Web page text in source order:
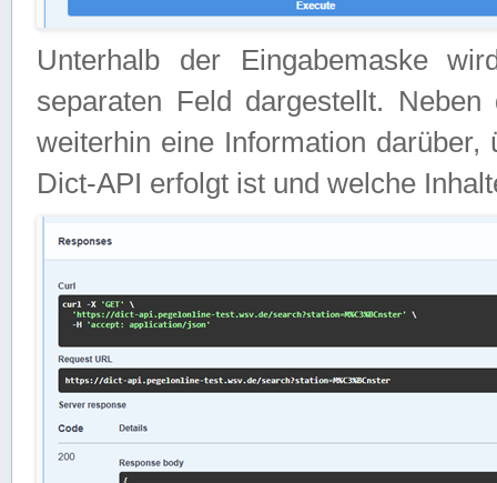
Unterhalb der Eingabemaske
separaten Feld dargestellt.
weiterhin eine Information
Dict-API erfolgt ist und welche